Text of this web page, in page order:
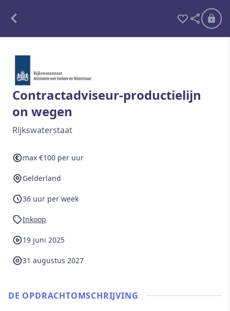
Freelance
Detachering
Interim opdrachten statistiek
Contractadviseur-productielijn
on wegen
Rijkswaterstaat
max €100 per uur
Gelderland
36 uur per week
Inkoop
19 juni 2025
31 augustus 2027
DE OPDRACHT­OMSCHRIJVING